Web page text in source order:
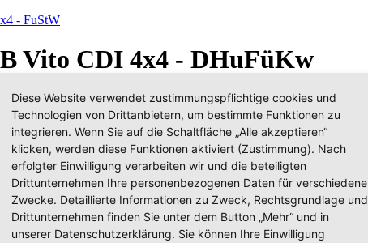
- FuStW
Vito CDI 4x4 - DHuFüKw
Diese Website verwendet zustimmungspflichtige cookies und
Technologien von Drittanbietern, um bestimmte Funktionen zu
integrieren. Wenn Sie auf die Schaltfläche „Alle akzeptieren“
klicken, werden diese Funktionen aktiviert (Zustimmung). Nach
erfolgter Einwilligung verarbeiten wir und die beteiligten
Drittunternehmen Ihre personenbezogenen Daten für verschiedene
Zwecke. Detaillierte Informationen zu Zweck, Rechtsgrundlage und
Drittunternehmen finden Sie unter dem Button „Mehr“ und in
unserer Datenschutzerklärung. Sie können Ihre Einwilligung